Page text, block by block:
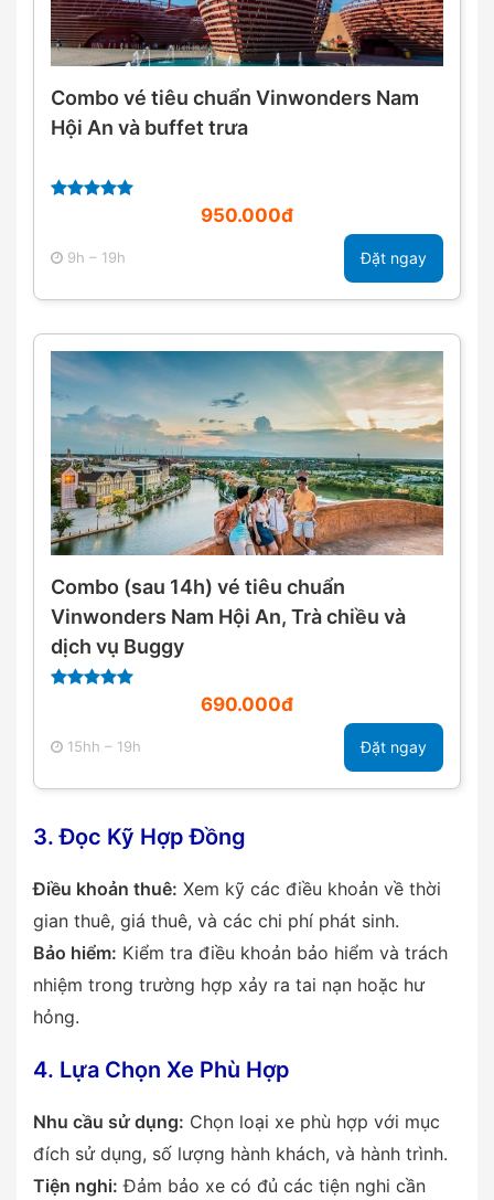
Combo vé tiêu chuẩn Vinwonders Nam
Hội An và buffet trưa
950.000đ
9h – 19h Đặt ngay
Combo (sau 14h) vé tiêu chuẩn
Vinwonders Nam Hội An, Trà chiều và
dịch vụ Buggy
690.000đ
15hh – 19h Đặt ngay
3. Đọc Kỹ Hợp Đồng
Điều khoản thuê: Xem kỹ các điều khoản về thời
gian thuê, giá thuê, và các chi phí phát sinh.
Bảo hiểm: Kiểm tra điều khoản bảo hiểm và trách
nhiệm trong trường hợp xảy ra tai nạn hoặc hư
hỏng.
4. Lựa Chọn Xe Phù Hợp
Nhu cầu sử dụng: Chọn loại xe phù hợp với mục
đích sử dụng, số lượng hành khách, và hành trình.
Tiện nghi: Đảm bảo xe có đủ các tiện nghi cần